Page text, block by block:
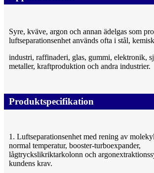
Syre, kväve, argon och annan ädelgas som
luftseparationsenhet används ofta i stål,
industri, raffinaderi, glas, gummi, elektronik,
metaller, kraftproduktion och andra industrier.
Produktspecifikation
1. Luftseparationsenhet med rening av
normal temperatur, booster-turboexpander,
lågtryckslikriktarkolonn och
kundens krav.